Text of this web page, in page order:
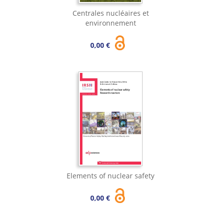
Centrales nucléaires et
environnement
0,00 €
Elements of nuclear safety
0,00 €